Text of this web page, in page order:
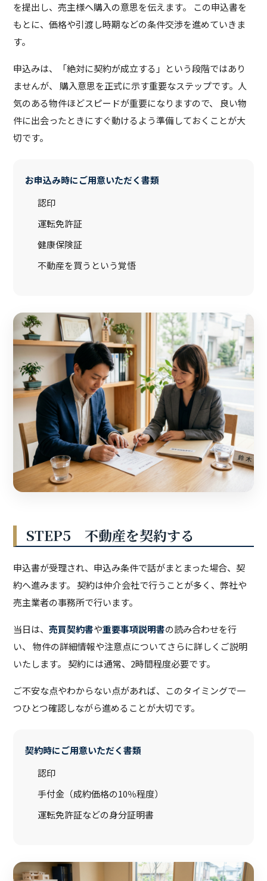
を提出し、売主様へ購入の意思を伝えます。 この申込書を
もとに、価格や引渡し時期などの条件交渉を進めていきま
す。
申込みは、「絶対に契約が成立する」という段階ではあり
ませんが、 購入意思を正式に示す重要なステップです。人
気のある物件ほどスピードが重要になりますので、 良い物
件に出会ったときにすぐ動けるよう準備しておくことが大
切です。
お申込み時にご用意いただく書類
認印
運転免許証
健康保険証
不動産を買うという覚悟
STEP5 不動産を契約する
申込書が受理され、申込み条件で話がまとまった場合、契
約へ進みます。 契約は仲介会社で行うことが多く、弊社や
売主業者の事務所で行います。
当日は、売買契約書や重要事項説明書の読み合わせを行
い、 物件の詳細情報や注意点についてさらに詳しくご説明
いたします。 契約には通常、2時間程度必要です。
ご不安な点やわからない点があれば、このタイミングで一
つひとつ確認しながら進めることが大切です。
契約時にご用意いただく書類
認印
手付金（成約価格の10％程度）
運転免許証などの身分証明書